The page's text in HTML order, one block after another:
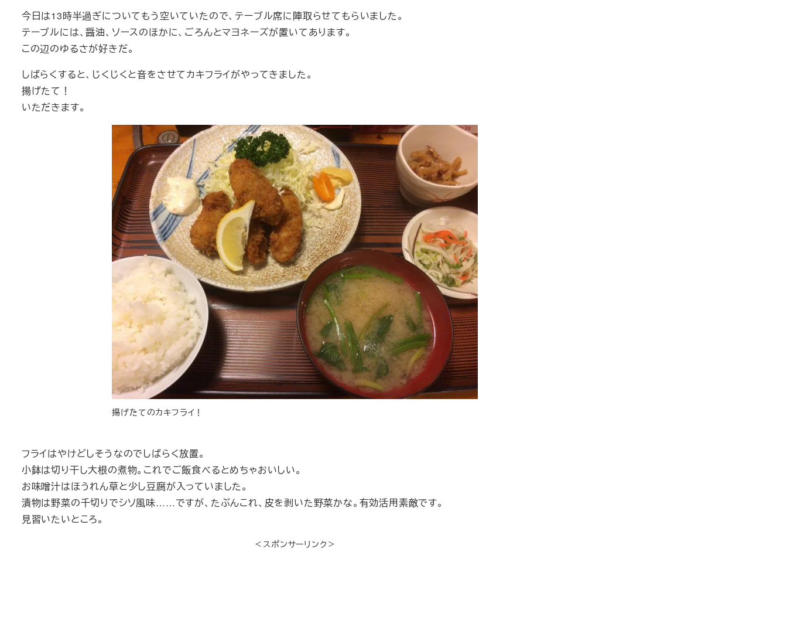
今日は13時半過ぎについてもう空いていたので、テーブル席に陣取らせてもらいました。
テーブルには、醤油、ソースのほかに、ごろんとマヨネーズが置いてあります。
この辺のゆるさが好きだ。
しばらくすると、じくじくと音をさせてカキフライがやってきました。
揚げたて！
いただきます。
揚げたてのカキフライ！
フライはやけどしそうなのでしばらく放置。
小鉢は切り干し大根の煮物。これでご飯食べるとめちゃおいしい。
お味噌汁はほうれん草と少し豆腐が入っていました。
漬物は野菜の千切りでシソ風味……ですが、たぶんこれ、皮を剥いた野菜かな。有効活用素敵です。
見習いたいところ。
＜スポンサーリンク＞